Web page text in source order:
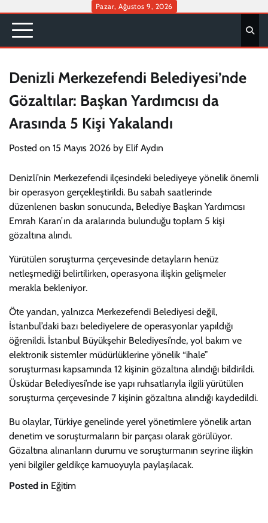
content
Pazar, Ağustos 9, 2026
Denizli Merkezefendi Belediyesi’nde
Gözaltılar: Başkan Yardımcısı da
Arasında 5 Kişi Yakalandı
Posted on 15 Mayıs 2026 by Elif Aydın
Denizli’nin Merkezefendi ilçesindeki belediyeye yönelik önemli
bir operasyon gerçekleştirildi. Bu sabah saatlerinde
düzenlenen baskın sonucunda, Belediye Başkan Yardımcısı
Emrah Karan’ın da aralarında bulunduğu toplam 5 kişi
gözaltına alındı.
Yürütülen soruşturma çerçevesinde detayların henüz
netleşmediği belirtilirken, operasyona ilişkin gelişmeler
merakla bekleniyor.
Öte yandan, yalnızca Merkezefendi Belediyesi değil,
İstanbul’daki bazı belediyelere de operasyonlar yapıldığı
öğrenildi. İstanbul Büyükşehir Belediyesi’nde, yol bakım ve
elektronik sistemler müdürlüklerine yönelik “ihale”
soruşturması kapsamında 12 kişinin gözaltına alındığı bildirildi.
Üsküdar Belediyesi’nde ise yapı ruhsatlarıyla ilgili yürütülen
soruşturma çerçevesinde 7 kişinin gözaltına alındığı kaydedildi.
Bu olaylar, Türkiye genelinde yerel yönetimlere yönelik artan
denetim ve soruşturmaların bir parçası olarak görülüyor.
Gözaltına alınanların durumu ve soruşturmanın seyrine ilişkin
yeni bilgiler geldikçe kamuoyuyla paylaşılacak.
Posted in Eğitim